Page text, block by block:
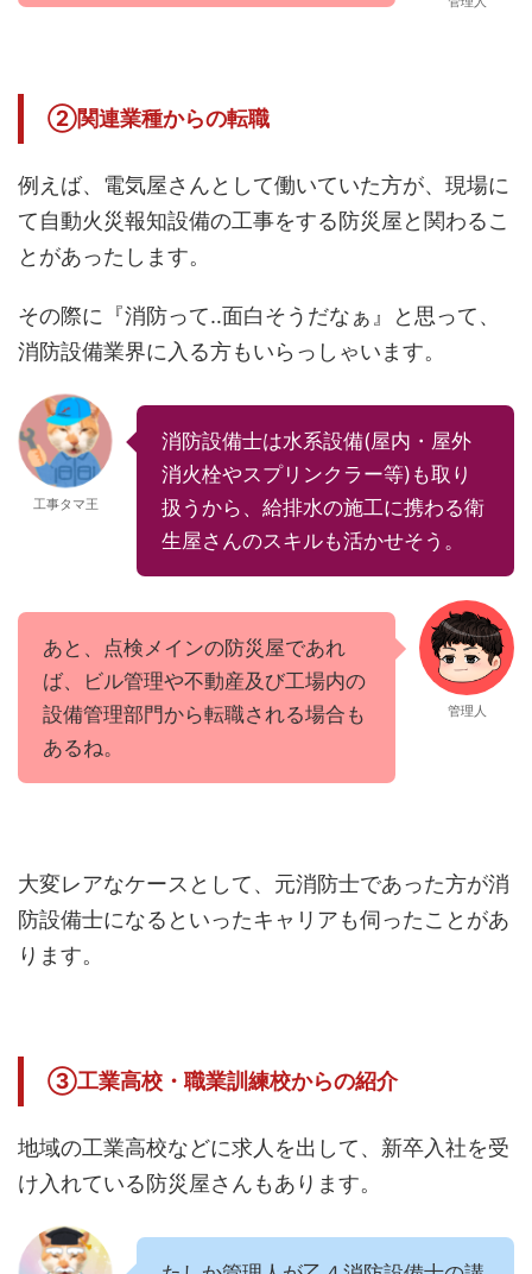
②関連業種からの転職
例えば、電気屋さんとして働いていた方が、現場に
て自動火災報知設備の工事をする防災屋と関わるこ
とがあったします。
その際に『消防って‥面白そうだなぁ』と思って、
消防設備業界に入る方もいらっしゃいます。
工事タマ王
消防設備士は水系設備(屋内・屋外
消火栓やスプリンクラー等)も取り
扱うから、給排水の施工に携わる衛
生屋さんのスキルも活かせそう。
あと、点検メインの防災屋であれ
ば、ビル管理や不動産及び工場内の
設備管理部門から転職される場合も
あるね。
管理人
大変レアなケースとして、元消防士であった方が消
防設備士になるといったキャリアも伺ったことがあ
ります。
③工業高校・職業訓練校からの紹介
地域の工業高校などに求人を出して、新卒入社を受
け入れている防災屋さんもあります。